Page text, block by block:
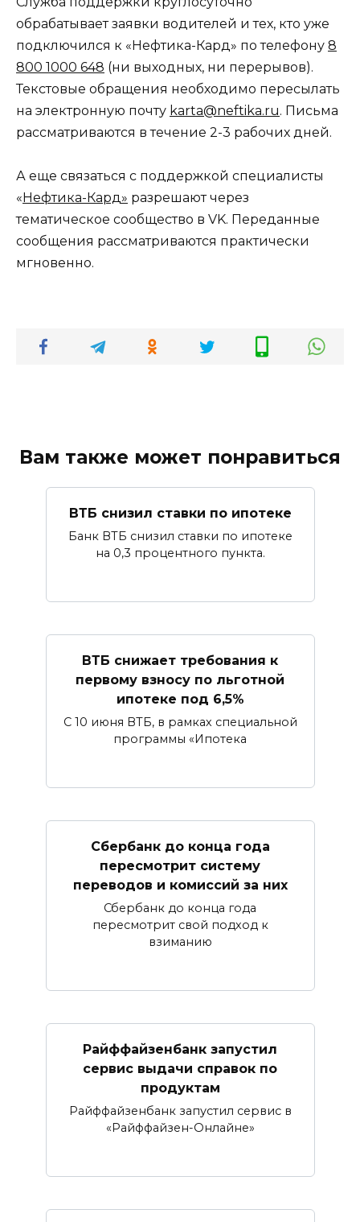
обрабатывает заявки водителей и тех, кто уже
подключился к «Нефтика-Кард» по телефону 8
800 1000 648 (ни выходных, ни перерывов).
Текстовые обращения необходимо пересылать
на электронную почту karta@neftika.ru. Письма
рассматриваются в течение 2-3 рабочих дней.
А еще связаться с поддержкой специалисты
« Нефтика-Кард» разрешают через
тематическое сообщество в VK. Переданные
сообщения рассматриваются практически
мгновенно.
Вам также может понравиться
ВТБ снизил ставки по ипотеке
Банк ВТБ снизил ставки по ипотеке
на 0,3 процентного пункта.
ВТБ снижает требования к
первому взносу по льготной
ипотеке под 6,5%
С 10 июня ВТБ, в рамках специальной
программы «Ипотека
Сбербанк​ до конца года
пересмотрит систему
переводов и комиссий за них
Сбербанк до конца года
пересмотрит свой подход к
взиманию
Райффайзенбанк запустил
сервис выдачи справок по
продуктам
Райффайзенбанк запустил сервис в
«Райффайзен-Онлайне»